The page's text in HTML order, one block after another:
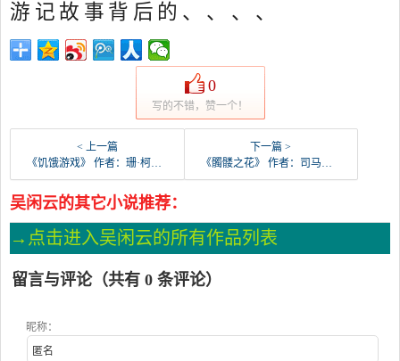
游记故事背后的、、、、
0
写的不错，赞一个！
< 上一篇
《饥饿游戏》 作者：珊·柯林斯 txt文件大小：153.01 KB
下一篇 >
《髑髅之花》 作者：司马宣王 txt文件大小：1.46 MB
吴闲云的其它小说推荐：
→点击进入吴闲云的所有作品列表
留言与评论（共有 0 条评论）
昵称：